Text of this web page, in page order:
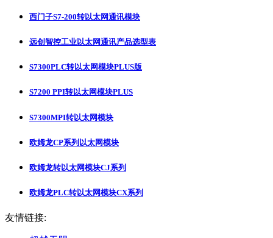
西门子S7-200转以太网通讯模块
远创智控工业以太网通讯产品选型表
S7300PLC转以太网模块PLUS版
S7200 PPI转以太网模块PLUS
S7300MPI转以太网模块
欧姆龙CP系列以太网模块
欧姆龙转以太网模块CJ系列
欧姆龙PLC转以太网模块CX系列
友情链接: